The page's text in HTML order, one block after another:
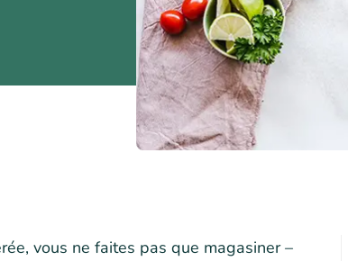
vous ne faites pas que magasiner –